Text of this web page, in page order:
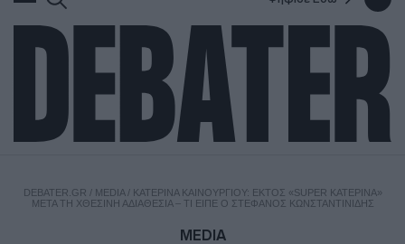
DEBATER.GR / MEDIA/ ΚΑΤΕΡΊΝΑ ΚΑΙΝΟΎΡΓΙΟΥ: ΕΚΤΌΣ «SUPER ΚΑΤΕΡΊΝΑ»
ΜΕΤΆ ΤΗ ΧΘΕΣΙΝΉ ΑΔΙΑΘΕΣΊΑ – ΤΙ ΕΊΠΕ Ο ΣΤΈΦΑΝΟΣ ΚΩΝΣΤΑΝΤΙΝΊΔΗΣ
MEDIA